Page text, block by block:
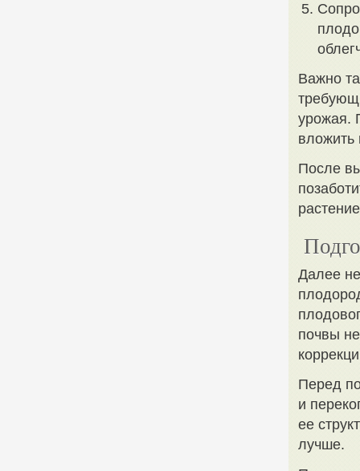
Важно
урожая.
вложить
После
Далее
почвы
Перед
и
ее
лучше.